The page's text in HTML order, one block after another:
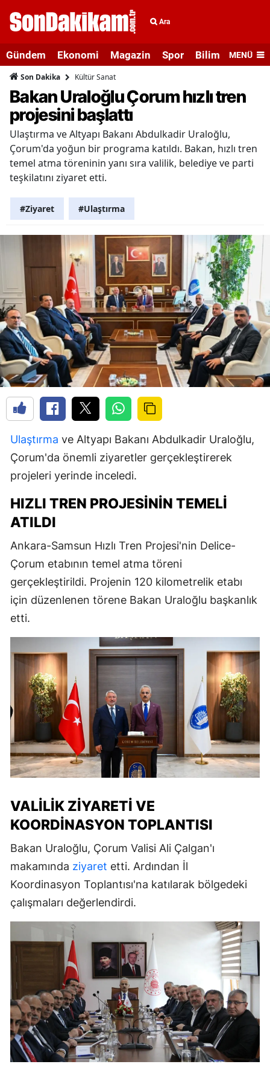
Ara
Gündem Ekonomi Magazin Spor Bilim veMENÜ
Son Dakika Kültür Sanat
Bakan Uraloğlu Çorum hızlı tren
projesini başlattı
Ulaştırma ve Altyapı Bakanı Abdulkadir Uraloğlu,
Çorum'da yoğun bir programa katıldı. Bakan, hızlı tren
temel atma töreninin yanı sıra valilik, belediye ve parti
teşkilatını ziyaret etti.
#Ziyaret #Ulaştırma
Ulaştırma ve Altyapı Bakanı Abdulkadir Uraloğlu,
Çorum'da önemli ziyaretler gerçekleştirerek
projeleri yerinde inceledi.
HIZLI TREN PROJESININ TEMELI
ATILDI
Ankara-Samsun Hızlı Tren Projesi'nin Delice-
Çorum etabının temel atma töreni
gerçekleştirildi. Projenin 120 kilometrelik etabı
için düzenlenen törene Bakan Uraloğlu başkanlık
etti.
VALILIK ZIYARETI VE
KOORDINASYON TOPLANTISI
Bakan Uraloğlu, Çorum Valisi Ali Çalgan'ı
makamında ziyaret etti. Ardından İl
Koordinasyon Toplantısı'na katılarak bölgedeki
çalışmaları değerlendirdi.